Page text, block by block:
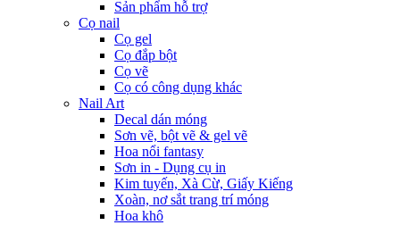
Sản phẩm hỗ trợ
Cọ nail
Cọ gel
Cọ đắp bột
Cọ vẽ
Cọ có công dụng khác
Nail Art
Decal dán móng
Sơn vẽ, bột vẽ & gel vẽ
Hoa nổi fantasy
Sơn in - Dụng cụ in
Kim tuyến, Xà Cừ, Giấy Kiếng
Xoàn, nơ sắt trang trí móng
Hoa khô